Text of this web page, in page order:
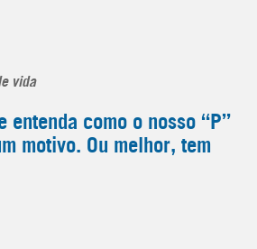
vida
entenda como o nosso “P”
motivo. Ou melhor, tem